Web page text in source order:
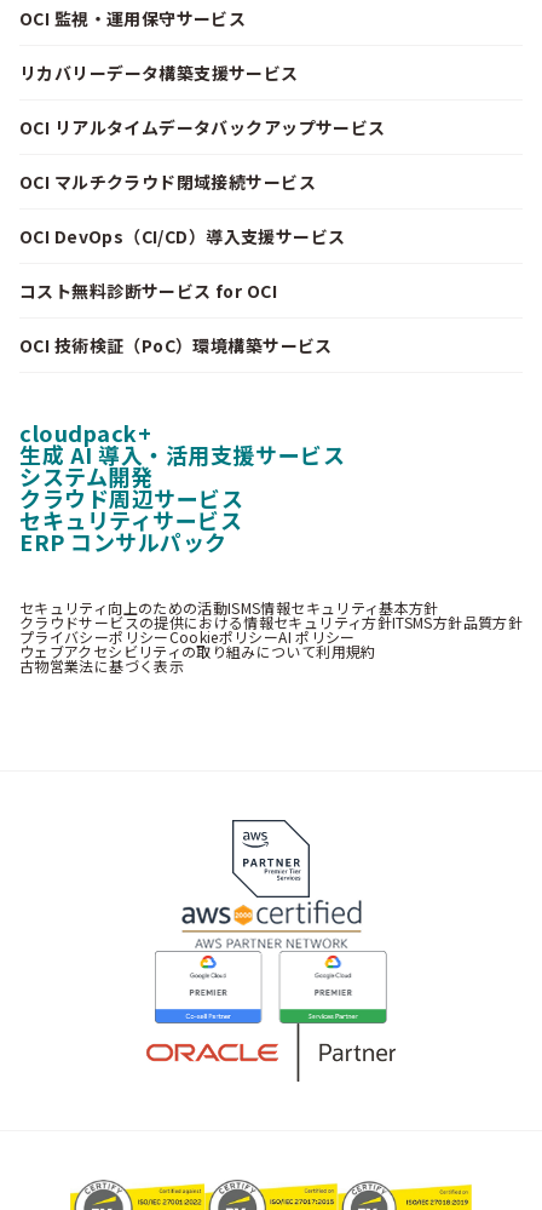
OCI 監視・運用保守サービス
リカバリーデータ構築支援サービス
OCI リアルタイムデータバックアップサービス
OCI マルチクラウド閉域接続サービス
OCI DevOps（CI/CD）導入支援サービス
コスト無料診断サービス for OCI
OCI 技術検証（PoC）環境構築サービス
cloudpack+
生成 AI 導入・活用支援サービス
システム開発
クラウド周辺サービス
セキュリティサービス
ERP コンサルパック
セキュリティ向上のための活動ISMS情報セキュリティ基本方針
クラウドサービスの提供における情報セキュリティ方針ITSMS方針品質方針
プライバシーポリシーCookieポリシーAI ポリシー
ウェブアクセシビリティの取り組みについて利用規約
古物営業法に基づく表示